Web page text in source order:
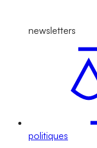
newsletters
politiques